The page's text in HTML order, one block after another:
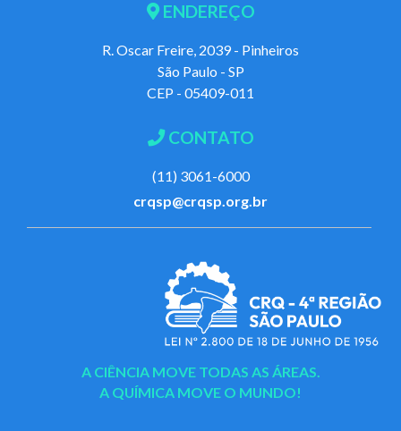
ENDEREÇO
R. Oscar Freire, 2039 - Pinheiros
São Paulo - SP
CEP - 05409-011
CONTATO
(11) 3061-6000
crqsp@crqsp.org.br
A CIÊNCIA MOVE TODAS AS ÁREAS.
A QUÍMICA MOVE O MUNDO!